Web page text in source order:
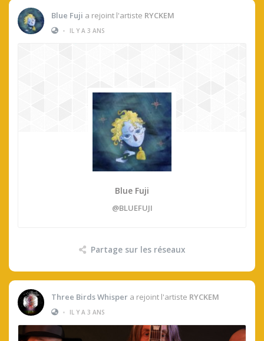
Blue Fuji a rejoint l'artiste RYCKEM
•
IL Y A 3 ANS
Blue Fuji
@BLUEFUJI
Partage sur les réseaux
Three Birds Whisper a rejoint l'artiste RYCKEM
•
IL Y A 3 ANS